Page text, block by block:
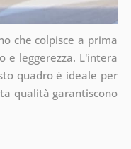
che colpisce a prima
e leggerezza. L'intera
quadro è ideale per
qualità garantiscono